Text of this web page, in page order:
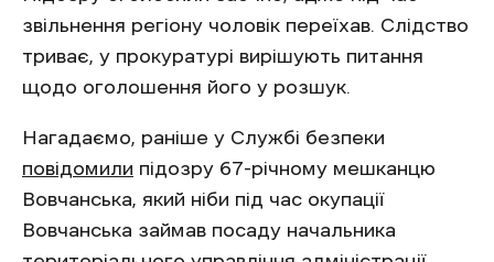
звільнення регіону чоловік переїхав. Слідство
триває, у прокуратурі вирішують питання
щодо оголошення його у розшук.
Нагадаємо, раніше у Службі безпеки
повідомили підозру 67-річному мешканцю
Вовчанська, який ніби під час окупації
Вовчанська займав посаду начальника